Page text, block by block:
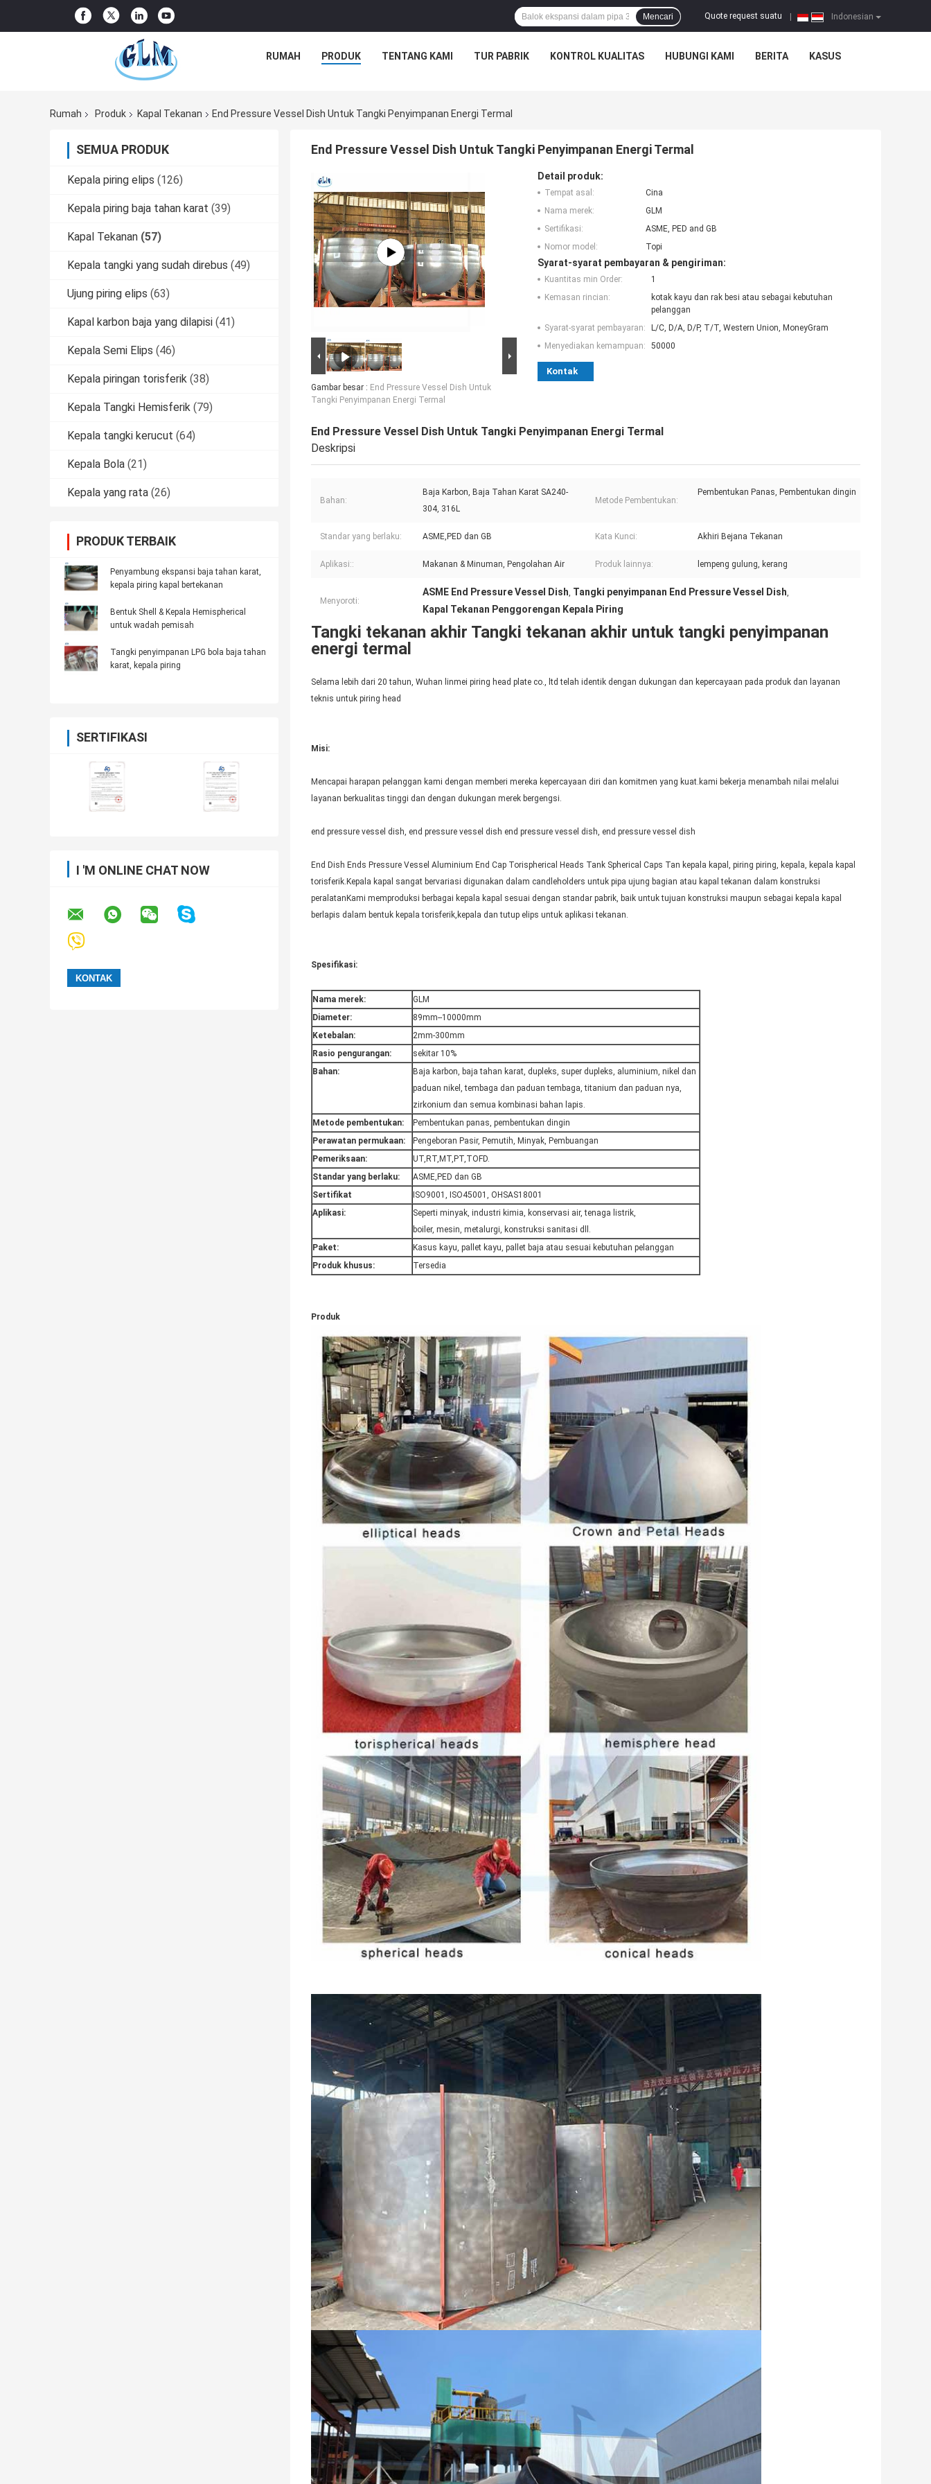
Indonesian
Quote request suatu
Mencari
RUMAH PRODUK TENTANG KAMI TUR PABRIK KONTROL KUALITAS HUBUNGI KAMI BERITA KASUS
Rumah Produk Kapal Tekanan End Pressure Vessel Dish Untuk Tangki Penyimpanan Energi Termal
SEMUA PRODUK
Kepala piring elips (126)
Kepala piring baja tahan karat (39)
Kapal Tekanan (57)
Kepala tangki yang sudah direbus (49)
Ujung piring elips (63)
Kapal karbon baja yang dilapisi (41)
Kepala Semi Elips (46)
Kepala piringan torisferik (38)
Kepala Tangki Hemisferik (79)
Kepala tangki kerucut (64)
Kepala Bola (21)
Kepala yang rata (26)
PRODUK TERBAIK
Penyambung ekspansi baja tahan karat,
kepala piring kapal bertekanan
Bentuk Shell & Kepala Hemispherical
untuk wadah pemisah
Tangki penyimpanan LPG bola baja tahan
karat, kepala piring
SERTIFIKASI
I 'M ONLINE CHAT NOW
End Pressure Vessel Dish Untuk Tangki Penyimpanan Energi Termal
Gambar besar : End Pressure Vessel Dish Untuk
Tangki Penyimpanan Energi Termal
Detail produk:
Tempat asal:
Cina
Nama merek:
GLM
Sertifikasi:
ASME, PED and GB
Nomor model:
Topi
Syarat-syarat pembayaran & pengiriman:
Kuantitas min Order:
1
Kemasan rincian:
kotak kayu dan rak besi atau sebagai kebutuhan
pelanggan
Syarat-syarat pembayaran:
L/C, D/A, D/P, T/T, Western Union, MoneyGram
Menyediakan kemampuan:
50000
Kontak
End Pressure Vessel Dish Untuk Tangki Penyimpanan Energi Termal
Deskripsi
Bahan:
Baja Karbon, Baja Tahan Karat SA240-
304, 316L
Metode Pembentukan:
Pembentukan Panas, Pembentukan dingin
Standar yang berlaku: ASME,PED dan GB Kata Kunci: Akhiri Bejana Tekanan
Aplikasi:: Makanan & Minuman, Pengolahan Air Produk lainnya: lempeng gulung, kerang
Menyoroti:
ASME End Pressure Vessel Dish, Tangki penyimpanan End Pressure Vessel Dish,
Kapal Tekanan Penggorengan Kepala Piring
Tangki tekanan akhir Tangki tekanan akhir untuk tangki penyimpanan
energi termal
Selama lebih dari 20 tahun, Wuhan linmei piring head plate co., ltd telah identik dengan dukungan dan kepercayaan pada produk dan layanan
teknis untuk piring head
Misi:
Mencapai harapan pelanggan kami dengan memberi mereka kepercayaan diri dan komitmen yang kuat.kami bekerja menambah nilai melalui
layanan berkualitas tinggi dan dengan dukungan merek bergengsi.
end pressure vessel dish, end pressure vessel dish end pressure vessel dish, end pressure vessel dish
End Dish Ends Pressure Vessel Aluminium End Cap Torispherical Heads Tank Spherical Caps Tan kepala kapal, piring piring, kepala, kepala kapal
torisferik.Kepala kapal sangat bervariasi digunakan dalam candleholders untuk pipa ujung bagian atau kapal tekanan dalam konstruksi
peralatanKami memproduksi berbagai kepala kapal sesuai dengan standar pabrik, baik untuk tujuan konstruksi maupun sebagai kepala kapal
berlapis dalam bentuk kepala torisferik,kepala dan tutup elips untuk aplikasi tekanan.
Spesifikasi:
Nama merek:
GLM
Diameter:
89mm--10000mm
Ketebalan:
2mm-300mm
Rasio pengurangan:
sekitar 10%
Bahan:
Baja karbon, baja tahan karat, dupleks, super dupleks, aluminium, nikel dan
paduan nikel, tembaga dan paduan tembaga, titanium dan paduan nya,
zirkonium dan semua kombinasi bahan lapis.
Metode pembentukan:
Pembentukan panas, pembentukan dingin
Perawatan permukaan:
Pengeboran Pasir, Pemutih, Minyak, Pembuangan
Pemeriksaan:
UT,RT,MT,PT,TOFD.
Standar yang berlaku:
ASME,PED dan GB
Sertifikat
ISO9001, ISO45001, OHSAS18001
Aplikasi:
Seperti minyak, industri kimia, konservasi air, tenaga listrik,
boiler, mesin, metalurgi, konstruksi sanitasi dll.
Paket:
Kasus kayu, pallet kayu, pallet baja atau sesuai kebutuhan pelanggan
Produk khusus:
Tersedia
Produk